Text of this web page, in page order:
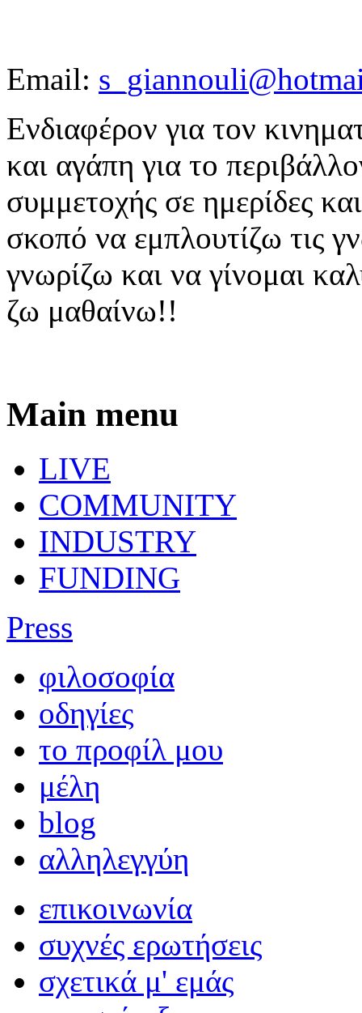
Email:
Ενδιαφέρον για τον
και αγάπη για το
συμμετοχής σε ημερίδες
σκοπό να εμπλουτίζω τις
γνωρίζω και να γίνομαι
ζω μαθαίνω!!
Main menu
LIVE
COMMUNITY
INDUSTRY
FUNDING
Press
φιλοσοφία
οδηγίες
το προφίλ μου
μέλη
blog
αλληλεγγύη
επικοινωνία
συχνές ερωτήσεις
σχετικά μ' εμάς